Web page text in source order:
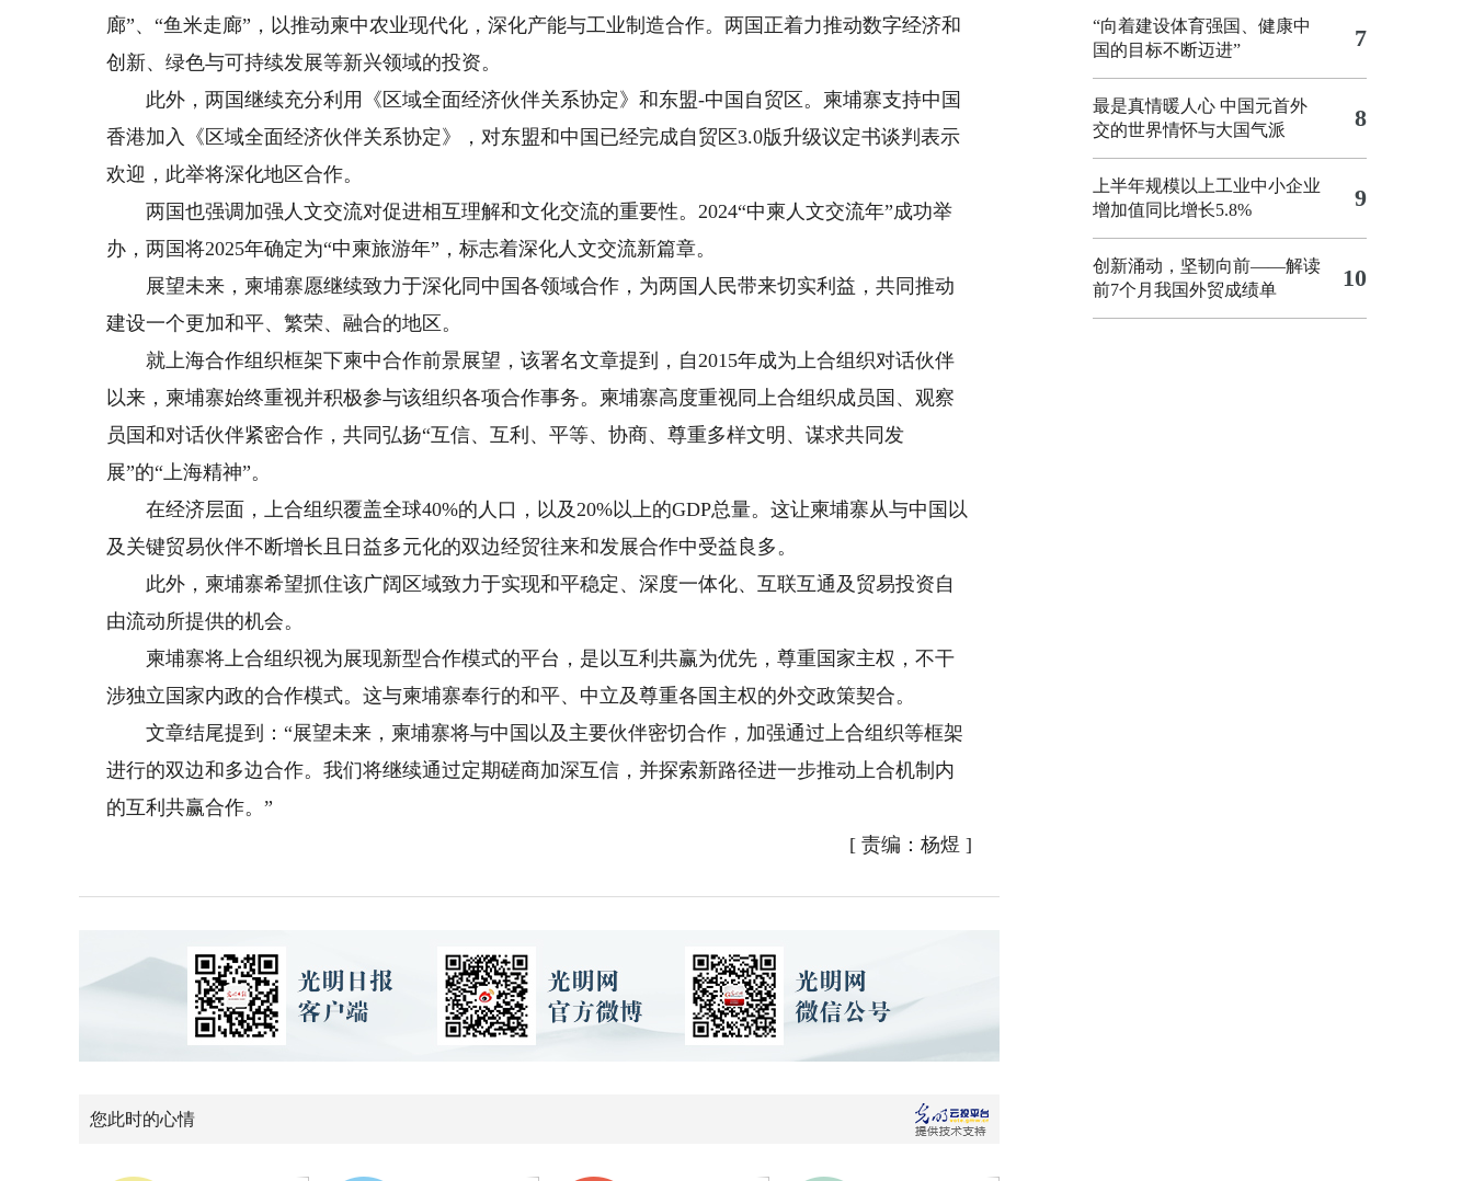
廊”、“鱼米走廊”，以推动柬中农业现代化，深化产能与工业制造合作。两国正着力推动数字经济和
创新、绿色与可持续发展等新兴领域的投资。
此外，两国继续充分利用《区域全面经济伙伴关系协定》和东盟-中国自贸区。柬埔寨支持中国
香港加入《区域全面经济伙伴关系协定》，对东盟和中国已经完成自贸区3.0版升级议定书谈判表示
欢迎，此举将深化地区合作。
两国也强调加强人文交流对促进相互理解和文化交流的重要性。2024“中柬人文交流年”成功举
办，两国将2025年确定为“中柬旅游年”，标志着深化人文交流新篇章。
展望未来，柬埔寨愿继续致力于深化同中国各领域合作，为两国人民带来切实利益，共同推动
建设一个更加和平、繁荣、融合的地区。
就上海合作组织框架下柬中合作前景展望，该署名文章提到，自2015年成为上合组织对话伙伴
以来，柬埔寨始终重视并积极参与该组织各项合作事务。柬埔寨高度重视同上合组织成员国、观察
员国和对话伙伴紧密合作，共同弘扬“互信、互利、平等、协商、尊重多样文明、谋求共同发
展”的“上海精神”。
在经济层面，上合组织覆盖全球40%的人口，以及20%以上的GDP总量。这让柬埔寨从与中国以
及关键贸易伙伴不断增长且日益多元化的双边经贸往来和发展合作中受益良多。
此外，柬埔寨希望抓住该广阔区域致力于实现和平稳定、深度一体化、互联互通及贸易投资自
由流动所提供的机会。
柬埔寨将上合组织视为展现新型合作模式的平台，是以互利共赢为优先，尊重国家主权，不干
涉独立国家内政的合作模式。这与柬埔寨奉行的和平、中立及尊重各国主权的外交政策契合。
文章结尾提到：“展望未来，柬埔寨将与中国以及主要伙伴密切合作，加强通过上合组织等框架
进行的双边和多边合作。我们将继续通过定期磋商加深互信，并探索新路径进一步推动上合机制内
的互利共赢合作。”
[ 责编：杨煜 ]
您此时的心情
“向着建设体育强国、健康中
国的目标不断迈进”
7
最是真情暖人心 中国元首外
交的世界情怀与大国气派
8
上半年规模以上工业中小企业
增加值同比增长5.8%
9
创新涌动，坚韧向前——解读
前7个月我国外贸成绩单
10